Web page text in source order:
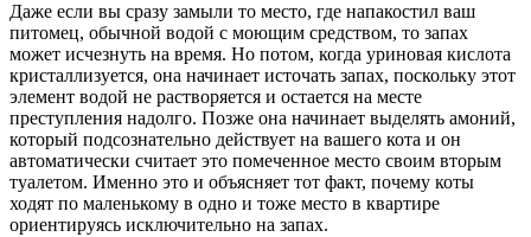
Даже если вы сразу замыли то место, где напакостил ваш
питомец, обычной водой с моющим средством, то запах
может исчезнуть на время. Но потом, когда уриновая кислота
кристаллизуется, она начинает источать запах, поскольку этот
элемент водой не растворяется и остается на месте
преступления надолго. Позже она начинает выделять амоний,
который подсознательно действует на вашего кота и он
автоматически считает это помеченное место своим вторым
туалетом. Именно это и объясняет тот факт, почему коты
ходят по маленькому в одно и тоже место в квартире
ориентируясь исключительно на запах.